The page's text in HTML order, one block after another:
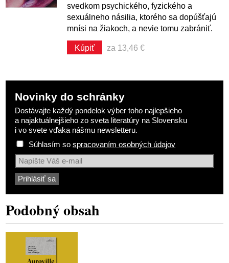
svedkom psychického, fyzického a
sexuálneho násilia, ktorého sa dopúšťajú
mnísi na žiakoch, a nevie tomu zabrániť.
Kúpiť za 13,46 €
Novinky do schránky
Dostávajte každý pondelok výber toho najlepšieho
a najaktuálnejšieho zo sveta literatúry na Slovensku
i vo svete vďaka nášmu newsletteru.
Súhlasím sospracovaním osobných údajov
Podobný obsah